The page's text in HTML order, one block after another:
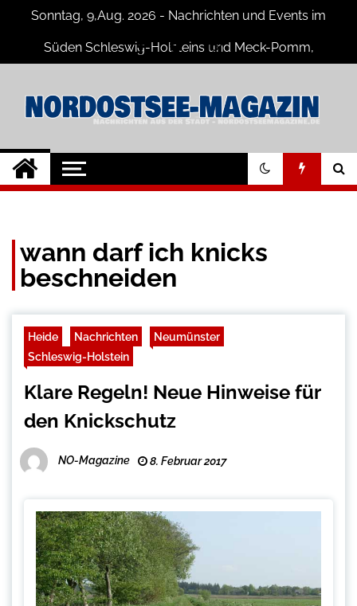
Sonntag, 9,Aug. 2026 - Nachrichten und Events im
Süden Schleswig-Holsteins und Meck-Pomm,
Nord-Ostsee-
Magazine Blog
Der Blog der Nord-Ostsee Magazine
wann darf ich knicks
beschneiden
Heide Nachrichten
Neumünster
Schleswig-Holstein
Klare Regeln! Neue Hinweise für
den Knickschutz
NO-Magazine 8. Februar 2017